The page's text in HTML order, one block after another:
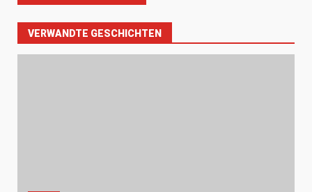
VERWANDTE GESCHICHTEN